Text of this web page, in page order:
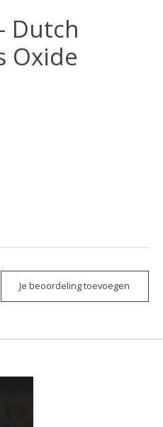
Dutch
Oxide
is
Je beoordeling toevoegen